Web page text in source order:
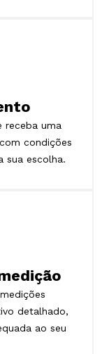
receba uma
condições
sua escolha.
detalhado,
ao seu